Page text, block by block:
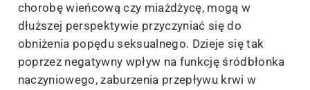
chorobę wieńcową czy miażdżycę, mogą w
dłuższej perspektywie przyczyniać się do
obniżenia popędu seksualnego. Dzieje się tak
poprzez negatywny wpływ na funkcję śródbłonka
naczyniowego, zaburzenia przepływu krwi w